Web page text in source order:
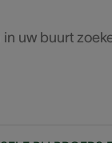
uw buurt